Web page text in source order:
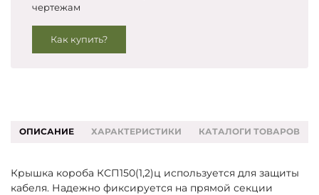
чертежам
Как купить?
ОПИСАНИЕ ХАРАКТЕРИСТИКИ КАТАЛОГИ ТОВАРОВ
Крышка короба КСП150(1,2)ц используется для защиты
кабеля. Надежно фиксируется на прямой секции